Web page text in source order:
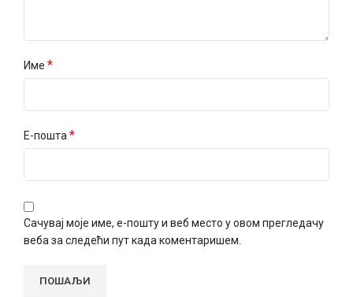
Име *
Е-пошта*
Сачувај моје име, е-пошту и веб место у овом прегледачу
веба за следећи пут када коментаришем.